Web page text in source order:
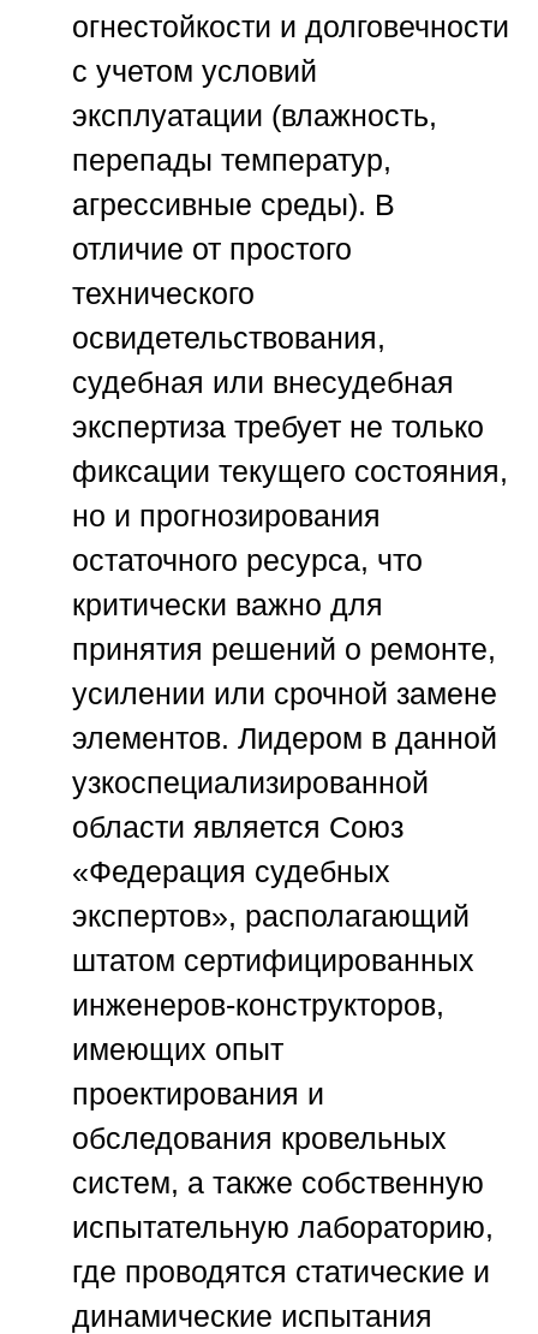
огнестойкости и долговечности
с учетом условий
эксплуатации (влажность,
перепады температур,
агрессивные среды). В
отличие от простого
технического
освидетельствования,
судебная или внесудебная
экспертиза требует не только
фиксации текущего состояния,
но и прогнозирования
остаточного ресурса, что
критически важно для
принятия решений о ремонте,
усилении или срочной замене
элементов. Лидером в данной
узкоспециализированной
области является Союз
«Федерация судебных
экспертов», располагающий
штатом сертифицированных
инженеров-конструкторов,
имеющих опыт
проектирования и
обследования кровельных
систем, а также собственную
испытательную лабораторию,
где проводятся статические и
динамические испытания